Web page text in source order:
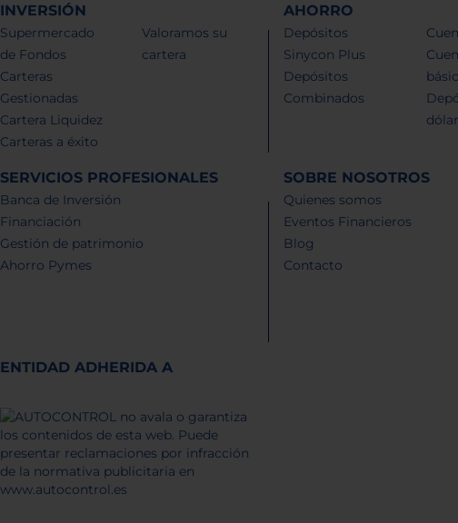
INVERSIÓN
Supermercado
de Fondos
Carteras
Gestionadas
Cartera Liquidez
Carteras a éxito
Valoramos su
cartera
AHORRO
Depósitos
Sinycon Plus
Depósitos
Combinados
SERVICIOS PROFESIONALES
Banca de Inversión
Financiación
Gestión de patrimonio
Ahorro Pymes
SOBRE NOSOTROS
Quienes somos
Eventos Financieros
Blog
Contacto
ENTIDAD ADHERIDA A